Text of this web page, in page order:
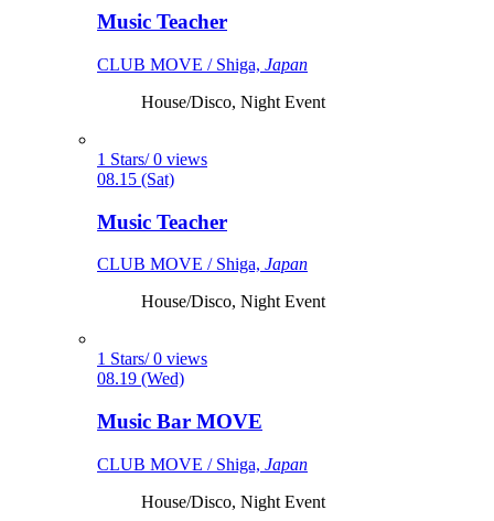
Music Teacher
CLUB MOVE / Shiga, Japan
House/Disco, Night Event
1 Stars/ 0 views
08.15 (Sat)
Music Teacher
CLUB MOVE / Shiga, Japan
House/Disco, Night Event
1 Stars/ 0 views
08.19 (Wed)
Music Bar MOVE
CLUB MOVE / Shiga, Japan
House/Disco, Night Event